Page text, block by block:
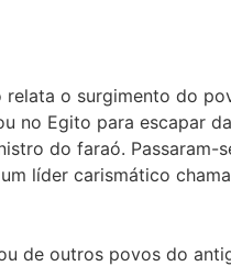
o surgimento do
no Egito para escapar
do faraó. Passaram-
líder carismático
de outros povos do